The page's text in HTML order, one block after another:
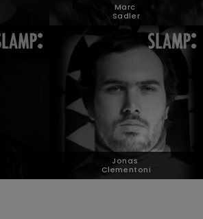
Marc
Sadler
Jonas
Clementoni